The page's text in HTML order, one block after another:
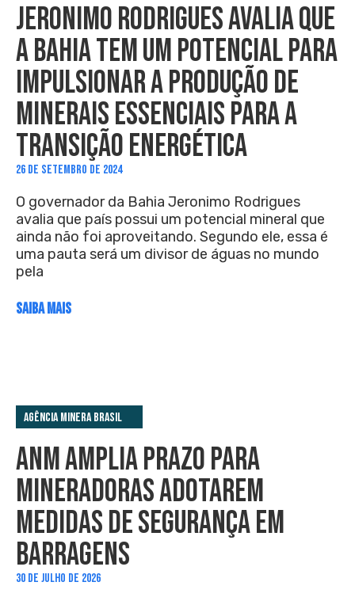
JERONIMO RODRIGUES AVALIA QUE
A BAHIA TEM UM POTENCIAL PARA
IMPULSIONAR A PRODUÇÃO DE
MINERAIS ESSENCIAIS PARA A
TRANSIÇÃO ENERGÉTICA
26 DE SETEMBRO DE 2024
O governador da Bahia Jeronimo Rodrigues
avalia que país possui um potencial mineral que
ainda não foi aproveitando. Segundo ele, essa é
uma pauta será um divisor de águas no mundo
pela
SAIBA MAIS
Agência Minera Brasil
ANM AMPLIA PRAZO PARA
MINERADORAS ADOTAREM
MEDIDAS DE SEGURANÇA EM
BARRAGENS
30 DE JULHO DE 2026